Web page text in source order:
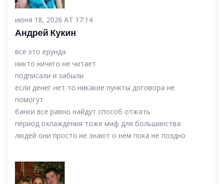
июня 18, 2026 AT 17:14
Андрей Кукин
все это ерунда
никто ничего не читает
подписали и забыли
если денег нет то никакие пункты договора не
помогут
банки все равно найдут способ отжать
период охлаждения тоже миф для большинства
людей они просто не знают о нем пока не поздно